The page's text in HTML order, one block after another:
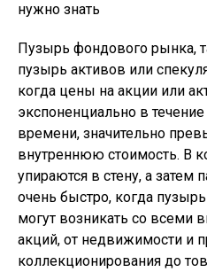
Пузырь фондового рынка,
пузырь активов или
когда цены на акции или
экспоненциально в
времени, значительно
внутреннюю стоимость. В
упираются в стену, а затем
очень быстро, когда
могут возникать со всеми
акций, от недвижимости и
коллекционирования до